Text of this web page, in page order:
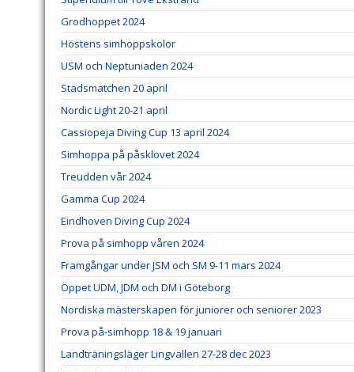
Grodhoppet 2024
Höstens simhoppskolor
USM och Neptuniaden 2024
Stadsmatchen 20 april
Nordic Light 20-21 april
Cassiopeja Diving Cup 13 april 2024
Simhoppa på påsklovet 2024
Treudden vår 2024
Gamma Cup 2024
Eindhoven Diving Cup 2024
Prova på simhopp våren 2024
Framgångar under JSM och SM 9-11 mars 2024
Öppet UDM, JDM och DM i Göteborg
Nordiska mästerskapen för juniorer och seniorer 2023
Prova på-simhopp 18 & 19 januari
Landträningsläger Lingvallen 27-28 dec 2023